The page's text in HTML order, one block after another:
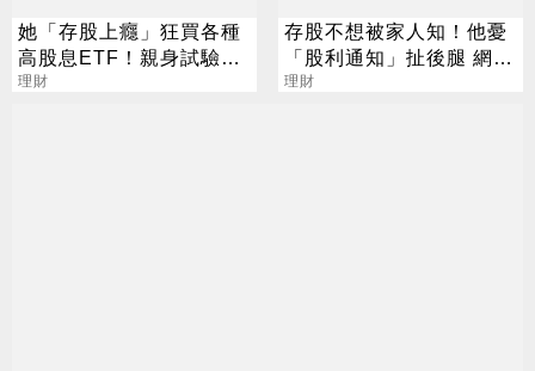
她「存股上癮」狂買各種
高股息ETF！親身試驗：
這檔耐震
理財
存股不想被家人知！他憂
「股利通知」扯後腿 網曝
實用招數
理財